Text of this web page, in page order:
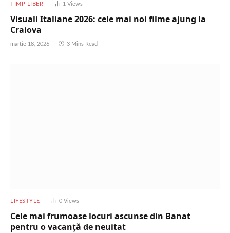
TIMP LIBER 1 Views
Visuali Italiane 2026: cele mai noi filme ajung la
Craiova
martie 18, 2026 3 Mins Read
LIFESTYLE 0 Views
Cele mai frumoase locuri ascunse din Banat
pentru o vacanță de neuitat